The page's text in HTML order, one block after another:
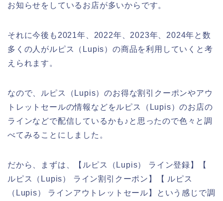
お知らせをしているお店が多いからです。
それに今後も2021年、2022年、2023年、2024年と数
多くの人がルピス（Lupis）の商品を利用していくと考
えられます。
なので、ルピス（Lupis）のお得な割引クーポンやアウ
トレットセールの情報などをルピス（Lupis）のお店の
ラインなどで配信しているかも♪と思ったので色々と調
べてみることにしました。
だから、まずは、【ルピス（Lupis） ライン登録】【
ルピス（Lupis） ライン割引クーポン】【 ルピス
（Lupis） ラインアウトレットセール】という感じで調